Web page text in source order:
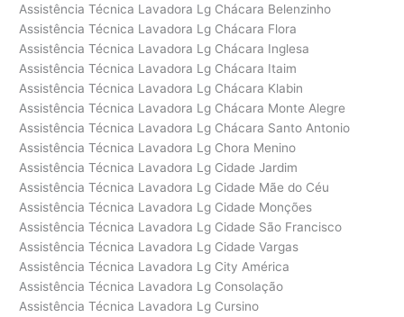
Assistência Técnica Lavadora Lg Chácara Belenzinho
Assistência Técnica Lavadora Lg Chácara Flora
Assistência Técnica Lavadora Lg Chácara Inglesa
Assistência Técnica Lavadora Lg Chácara Itaim
Assistência Técnica Lavadora Lg Chácara Klabin
Assistência Técnica Lavadora Lg Chácara Monte Alegre
Assistência Técnica Lavadora Lg Chácara Santo Antonio
Assistência Técnica Lavadora Lg Chora Menino
Assistência Técnica Lavadora Lg Cidade Jardim
Assistência Técnica Lavadora Lg Cidade Mãe do Céu
Assistência Técnica Lavadora Lg Cidade Monções
Assistência Técnica Lavadora Lg Cidade São Francisco
Assistência Técnica Lavadora Lg Cidade Vargas
Assistência Técnica Lavadora Lg City América
Assistência Técnica Lavadora Lg Consolação
Assistência Técnica Lavadora Lg Cursino